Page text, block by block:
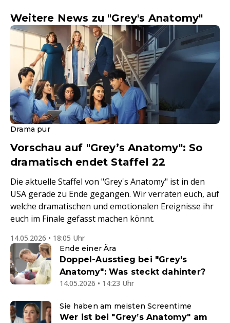
Weitere News zu "Grey's Anatomy"
Drama pur
Vorschau auf "Grey’s Anatomy": So
dramatisch endet Staffel 22
Die aktuelle Staffel von "Grey's Anatomy" ist in den
USA gerade zu Ende gegangen. Wir verraten euch, auf
welche dramatischen und emotionalen Ereignisse ihr
euch im Finale gefasst machen könnt.
14.05.2026 • 18:05 Uhr
Ende einer Ära
Doppel-Ausstieg bei "Grey's
Anatomy": Was steckt dahinter?
14.05.2026 • 14:23 Uhr
Sie haben am meisten Screentime
Wer ist bei "Grey’s Anatomy" am